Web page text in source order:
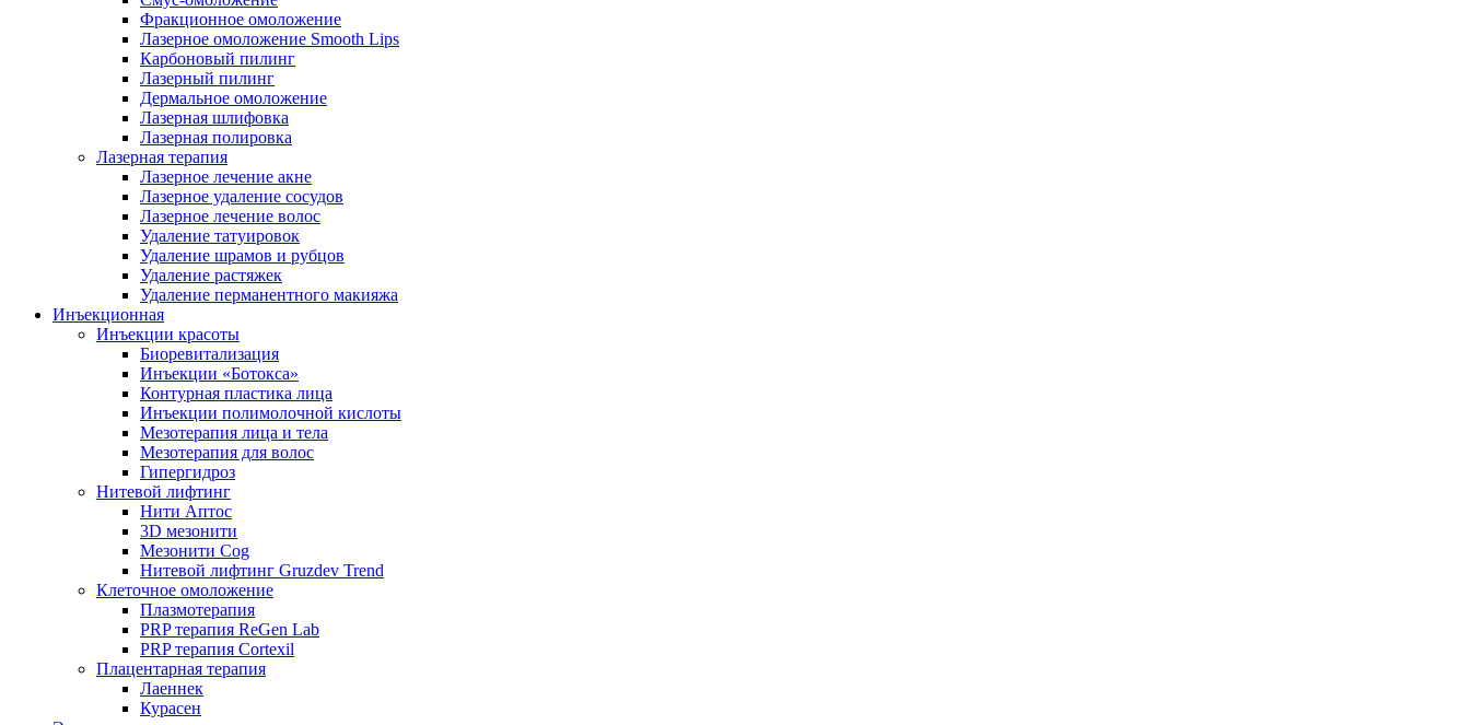
Фракционное омоложение
Лазерное омоложение Smooth Lips
Карбоновый пилинг
Лазерный пилинг
Дермальное омоложение
Лазерная шлифовка
Лазерная полировка
Лазерная терапия
Лазерное лечение акне
Лазерное удаление сосудов
Лазерное лечение волос
Удаление татуировок
Удаление шрамов и рубцов
Удаление растяжек
Удаление перманентного макияжа
Инъекционная
Инъекции красоты
Биоревитализация
Инъекции «Ботокса»
Контурная пластика лица
Инъекции полимолочной кислоты
Мезотерапия лица и тела
Мезотерапия для волос
Гипергидроз
Нитевой лифтинг
Нити Аптос
3D мезонити
Мезонити Cog
Нитевой лифтинг Gruzdev Trend
Клеточное омоложение
Плазмотерапия
PRP терапия ReGen Lab
PRP терапия Cortexil
Плацентарная терапия
Лаеннек
Курасен